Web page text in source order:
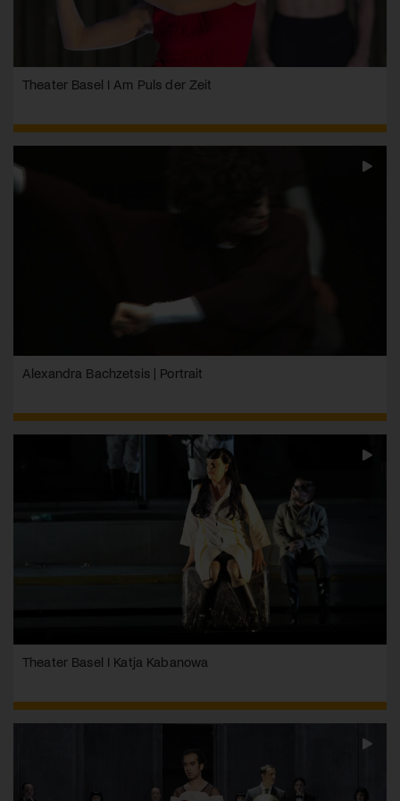
Theater Basel I Am Puls der Zeit
Alexandra Bachzetsis | Portrait
Theater Basel I Katja Kabanowa